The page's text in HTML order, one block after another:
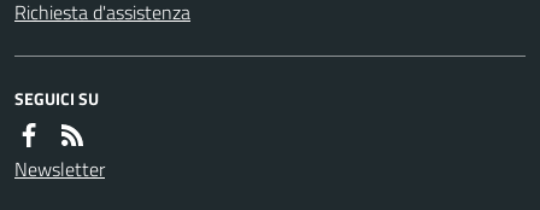
Richiesta d'assistenza
SEGUICI SU
Newsletter